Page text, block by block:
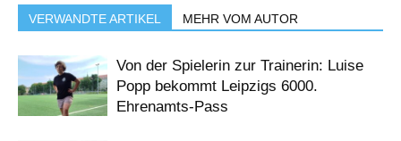
VERWANDTE ARTIKEL MEHR VOM AUTOR
Von der Spielerin zur Trainerin: Luise
Popp bekommt Leipzigs 6000.
Ehrenamts-Pass